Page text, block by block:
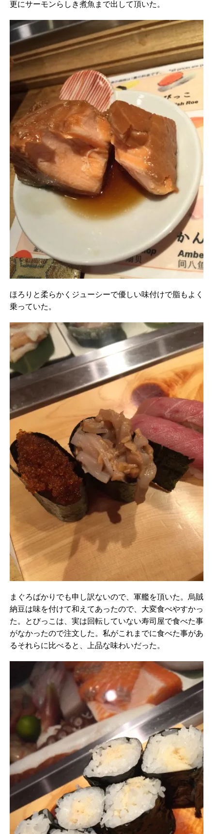
更にサーモンらしき煮魚まで出して頂いた。
ほろりと柔らかくジューシーで優しい味付けで脂もよく
乗っていた。
まぐろばかりでも申し訳ないので、軍艦を頂いた。烏賊
納豆は味を付けて和えてあったので、大変食べやすかっ
た。とびっこは、実は回転していない寿司屋で食べた事
がなかったので注文した。私がこれまでに食べた事があ
るそれらに比べると、上品な味わいだった。